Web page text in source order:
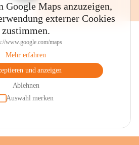
Google Maps anzuzeigen,
externer Cookies
zustimmen.
www.google.com/maps
Mehr erfahren
und anzeigen
Ablehnen
Auswahl merken